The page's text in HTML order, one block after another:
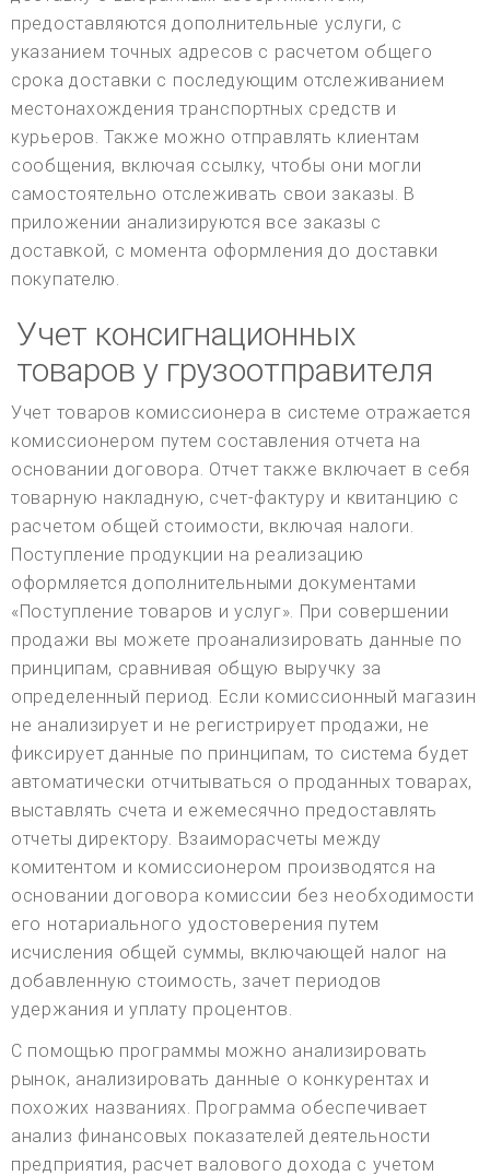
предоставляются дополнительные услуги, с
указанием точных адресов с расчетом общего
срока доставки с последующим отслеживанием
местонахождения транспортных средств и
курьеров. Также можно отправлять клиентам
сообщения, включая ссылку, чтобы они могли
самостоятельно отслеживать свои заказы. В
приложении анализируются все заказы с
доставкой, с момента оформления до доставки
покупателю.
Учет консигнационных
товаров у грузоотправителя
Учет товаров комиссионера в системе отражается
комиссионером путем составления отчета на
основании договора. Отчет также включает в себя
товарную накладную, счет-фактуру и квитанцию с
расчетом общей стоимости, включая налоги.
Поступление продукции на реализацию
оформляется дополнительными документами
«Поступление товаров и услуг». При совершении
продажи вы можете проанализировать данные по
принципам, сравнивая общую выручку за
определенный период. Если комиссионный магазин
не анализирует и не регистрирует продажи, не
фиксирует данные по принципам, то система будет
автоматически отчитываться о проданных товарах,
выставлять счета и ежемесячно предоставлять
отчеты директору. Взаиморасчеты между
комитентом и комиссионером производятся на
основании договора комиссии без необходимости
его нотариального удостоверения путем
исчисления общей суммы, включающей налог на
добавленную стоимость, зачет периодов
удержания и уплату процентов.
С помощью программы можно анализировать
рынок, анализировать данные о конкурентах и
похожих названиях. Программа обеспечивает
анализ финансовых показателей деятельности
предприятия, расчет валового дохода с учетом